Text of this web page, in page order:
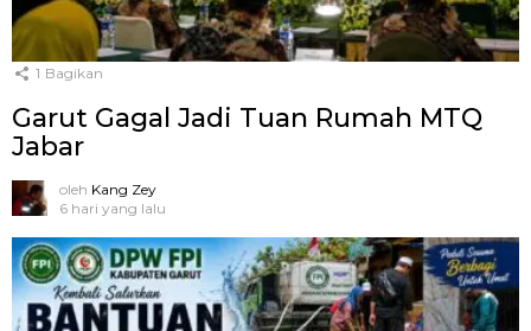
1 Bagikan
Garut Gagal Jadi Tuan Rumah MTQ
Jabar
oleh Kang Zey
6 hari yang lalu